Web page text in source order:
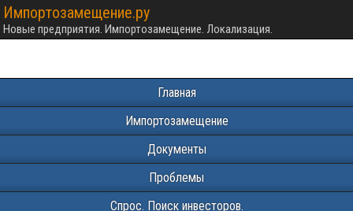
Импортозамещение.ру
Новые предприятия. Импортозамещение. Локализация.
Главная
Импортозамещение
Документы
Проблемы
Спрос. Поиск инвесторов.